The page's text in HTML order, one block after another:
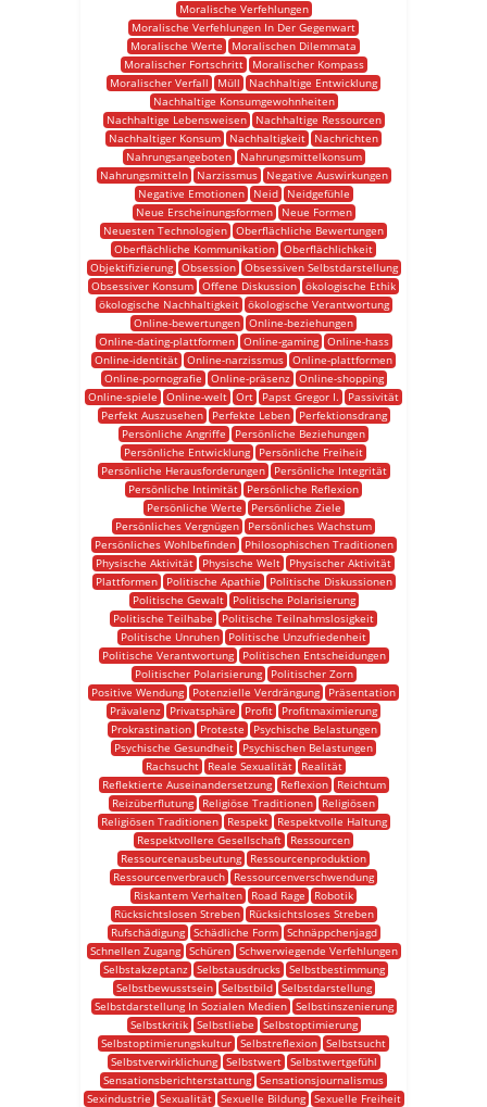
Moralische Verfehlungen
Moralische Verfehlungen In Der Gegenwart
Moralische Werte
Moralischen Dilemmata
Moralischer Fortschritt
Moralischer Kompass
Moralischer Verfall
Müll
Nachhaltige Entwicklung
Nachhaltige Konsumgewohnheiten
Nachhaltige Lebensweisen
Nachhaltige Ressourcen
Nachhaltiger Konsum
Nachhaltigkeit
Nachrichten
Nahrungsangeboten
Nahrungsmittelkonsum
Nahrungsmitteln
Narzissmus
Negative Auswirkungen
Negative Emotionen
Neid
Neidgefühle
Neue Erscheinungsformen
Neue Formen
Neuesten Technologien Oberflächliche Bewertungen
Oberflächliche Kommunikation Oberflächlichkeit
Objektifizierung
Obsession
Obsessiven Selbstdarstellung
Obsessiver Konsum Offene Diskussion ökologische Ethik
ökologische Nachhaltigkeit
ökologische Verantwortung
Online-bewertungen Online-beziehungen
Online-dating-plattformen
Online-gaming
Online-hass
Online-identität Online-narzissmus Online-plattformen
Online-pornografie
Online-präsenz
Online-shopping
Online-spiele
Online-welt Ort Papst Gregor I.
Passivität
Perfekt Auszusehen
Perfekte Leben
Perfektionsdrang
Persönliche Angriffe
Persönliche Beziehungen
Persönliche Entwicklung
Persönliche Freiheit
Persönliche Herausforderungen
Persönliche Integrität
Persönliche Intimität
Persönliche Reflexion
Persönliche Werte
Persönliche Ziele
Persönliches Vergnügen
Persönliches Wachstum
Persönliches Wohlbefinden
Philosophischen Traditionen
Physische Aktivität
Physische Welt
Physischer Aktivität
Plattformen
Politische Apathie
Politische Diskussionen
Politische Gewalt
Politische Polarisierung
Politische Teilhabe
Politische Teilnahmslosigkeit
Politische Unruhen
Politische Unzufriedenheit
Politische Verantwortung
Politischen Entscheidungen
Politischer Polarisierung
Politischer Zorn
Positive Wendung
Potenzielle Verdrängung
Präsentation
Prävalenz
Privatsphäre Profit
Profitmaximierung
Prokrastination
Proteste
Psychische Belastungen
Psychische Gesundheit
Psychischen Belastungen
Rachsucht
Reale Sexualität
Realität
Reflektierte Auseinandersetzung
Reflexion
Reichtum
Reizüberflutung
Religiöse Traditionen
Religiösen
Religiösen Traditionen
Respekt
Respektvolle Haltung
Respektvollere Gesellschaft
Ressourcen
Ressourcenausbeutung
Ressourcenproduktion
Ressourcenverbrauch
Ressourcenverschwendung
Riskantem Verhalten
Road Rage
Robotik
Rücksichtslosen Streben
Rücksichtsloses Streben
Rufschädigung
Schädliche Form
Schnäppchenjagd
Schnellen Zugang
Schüren
Schwerwiegende Verfehlungen
Selbstakzeptanz
Selbstausdrucks
Selbstbestimmung
Selbstbewusstsein
Selbstbild
Selbstdarstellung
Selbstdarstellung In Sozialen Medien
Selbstinszenierung
Selbstkritik
Selbstliebe
Selbstoptimierung
Selbstoptimierungskultur Selbstreflexion Selbstsucht
Selbstverwirklichung
Selbstwert
Selbstwertgefühl
Sensationsberichterstattung Sensationsjournalismus
Sexindustrie
Sexualität Sexuelle Bildung
Sexuelle Freiheit